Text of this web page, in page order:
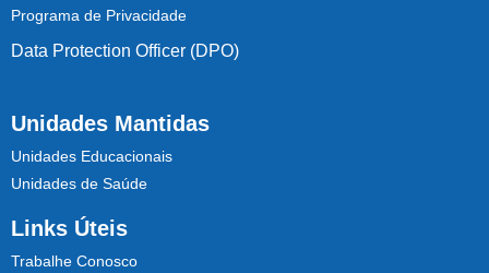
Programa de Privacidade
Data Protection Officer (DPO)
Unidades Mantidas
Unidades Educacionais
Unidades de Saúde
Links Úteis
Trabalhe Conosco